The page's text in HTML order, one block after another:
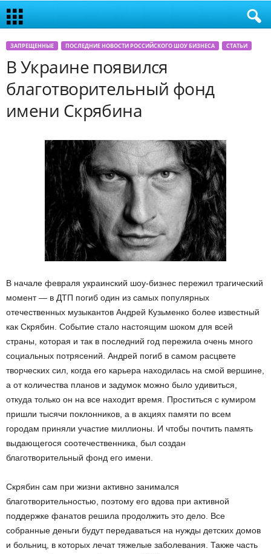
ЗАПРЕЩЕННЫЕ ПОСЛЕДНИЕ НОВОСТИ РОССИЙСКОГО ШОУ БИЗНЕСА СТАТЬИ
В Украине появился
благотворительный фонд
имени Скрябина
В начале февраля украинский шоу-бизнес пережил трагический
момент — в ДТП погиб один из самых популярных
отечественных музыкантов Андрей Кузьменко более известный
как Скрябин. Событие стало настоящим шоком для всей
страны, которая и так в последний год пережила очень много
социальных потрясений. Андрей погиб в самом расцвете
творческих сил, когда его карьера находилась на смой вершине,
а от количества планов и задумок можно было удивиться,
откуда только он на все находит время. Проститься с кумиром
пришли тысячи поклонников, а в акциях памяти по всем
городам приняли участие миллионы. И чтобы почтить память
выдающегося соотечественника, был создан
благотворительный фонд его имени.
Скрябин сам при жизни активно занимался
благотворительностью, поэтому его вдова при активной
поддержке фанатов решила продолжить это дело. Все
собранные деньги будут передаваться на нужды детских домов
и больниц, в которых лечат тяжелые заболевания. Также часть